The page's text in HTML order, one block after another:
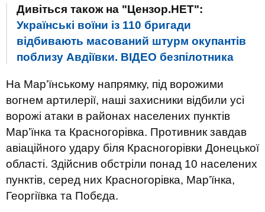
Дивіться також на "Цензор.НЕТ":
Українські воїни із 110 бригади
відбивають масований штурм окупантів
поблизу Авдіївки. ВIДЕО безпілотника
На Мар’їнському напрямку, під ворожими
вогнем артилерії, наші захисники відбили усі
ворожі атаки в районах населених пунктів
Мар’їнка та Красногорівка. Противник завдав
авіаційного удару біля Красногорівки Донецької
області. Здійснив обстріли понад 10 населених
пунктів, серед них Красногорівка, Мар’їнка,
Георгіївка та Побєда.